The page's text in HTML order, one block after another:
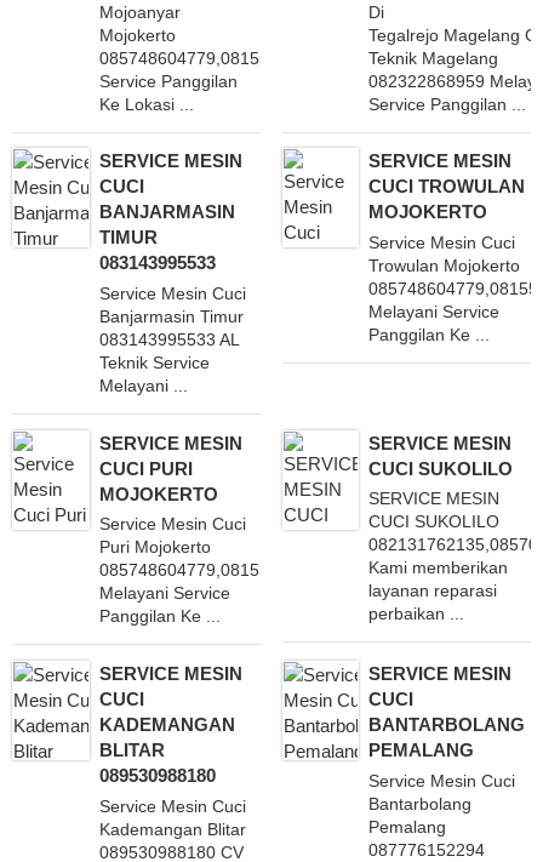
Mojoanyar
Mojokerto
085748604779,081555451864 Melayani
Service Panggilan
Ke Lokasi ...
Di
Tegalrejo Magelang
Teknik Magelang
082322868959
Service Panggilan ...
SERVICE MESIN
CUCI
BANJARMASIN
TIMUR
083143995533
Service Mesin Cuci
Banjarmasin Timur
083143995533 AL
Teknik Service
Melayani ...
SERVICE MESIN
CUCI TROWULAN
MOJOKERTO
Service Mesin Cuci
Trowulan Mojokerto
Melayani Service
Panggilan Ke ...
SERVICE MESIN
CUCI PURI
MOJOKERTO
Service Mesin Cuci
Puri Mojokerto
085748604779,081555451864
Melayani Service
Panggilan Ke ...
SERVICE MESIN
CUCI SUKOLILO
SERVICE MESIN
CUCI SUKOLILO
Kami memberikan
layanan reparasi
perbaikan ...
SERVICE MESIN
CUCI
KADEMANGAN
BLITAR
089530988180
Service Mesin Cuci
Kademangan Blitar
089530988180 CV
SERVICE MESIN
CUCI
BANTARBOLANG
PEMALANG
Service Mesin Cuci
Bantarbolang
Pemalang
087776152294